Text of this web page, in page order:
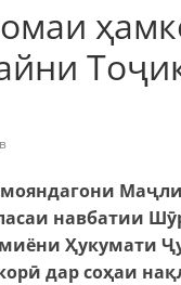
навбатии
Ҳукумати
дар соҳаи